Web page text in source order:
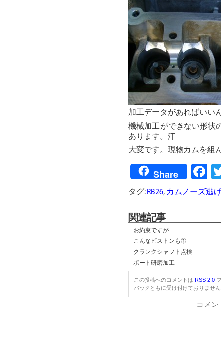
加工データがあればいい
機械加工ができない形状
あります。汗
大変です。現物カムを組
Share
タグ: RB26, カムノーズ逃
関連記事
お約束ですが
こんなピストンも①
クランクシャフト点検
ポート研磨加工
この投稿へのコメントはRSS 2.0
バックともに受け付けておりませ
コメン